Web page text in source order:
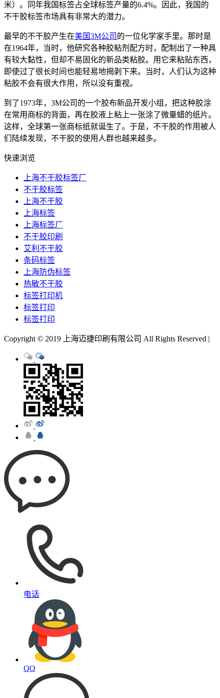
米）。同年我国标签占全球标签产量的6.4%。因此，我国的
不干胶标签市场具有非常大的潜力。
最早的不干胶产生在美国3M公司 的一位化学家手里。那时是
在1964年，当时，他研究各种胶粘剂配方时，配制出了一种具
有较大黏性，但却不易固化的新品类粘胶。用它来粘贴东西，
即使过了很长时间也能轻易地揭剥下来。当时，人们认为这种
粘胶不会有很大作用，所以没有重视。
到了1973年，3M公司的一个胶布新品开发小组，把这种胶涂
在常用商标的背面，再在胶液上粘上一张涂了微量蜡的纸片。
这样，全球第一张商标纸就诞生了。于是，不干胶的作用被人
们陆续发现，不干胶的使用人群也越来越多。
快速浏览
上海不干胶标签厂
不干胶标签
上海不干胶
上海标签
上海标签厂
不干胶印刷
艾利不干胶
条码标签
上海防伪标签
热敏不干胶
标签打印机
标签打印
标签打印
Copyright © 2019 上海迈捷印刷有限公司 All Rights Reserved |
电话
QQ